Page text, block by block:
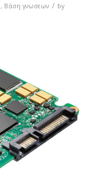
, Bάση γνωσεων / by